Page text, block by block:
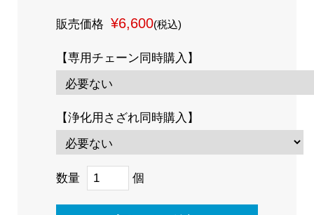
販売価格 ¥6,600(税込)
【専用チェーン同時購入】
【浄化用さざれ同時購入】
数量 個